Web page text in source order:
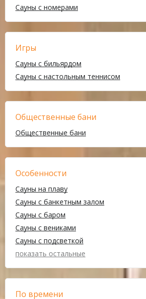
Сауны с номерами
Игры
Сауны с бильярдом
Сауны с настольным теннисом
Общественные бани
Общественные бани
Особенности
Сауны на плаву
Сауны с банкетным залом
Сауны с баром
Сауны с вениками
Сауны с подсветкой
показать остальные
По времени